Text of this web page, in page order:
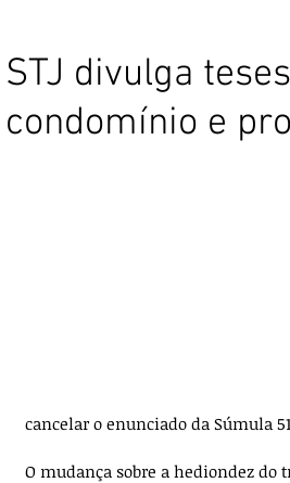
STJ divulga
condomínio e
cancelar o enunciado da Súmula
O mudança sobre a hediondez do